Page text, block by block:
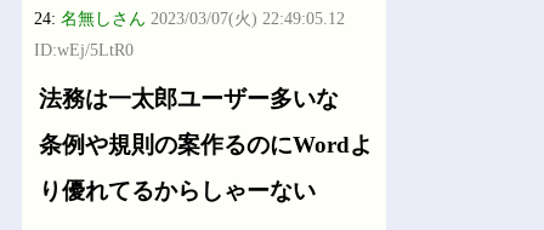
24:名無しさん 2023/03/07(火) 22:49:05.12
ID:wEj/5LtR0
法務は一太郎ユーザー多いな
条例や規則の案作るのにWordよ
り優れてるからしゃーない